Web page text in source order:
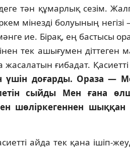
тән құмарлық сезiм.
мiнездi болуының негiзi
ие. Бiрақ, ең бастысы
тек ашығумен дiттеген
ғибадат.
доғарды. Ораза —
сыйды Мен ғана
шөлiркегеннен
айда тек қана iшiп-